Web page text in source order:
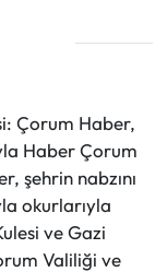
Çorum Haber,
Haber Çorum
şehrin nabzını
okurlarıyla
ve Gazi
Valiliği ve